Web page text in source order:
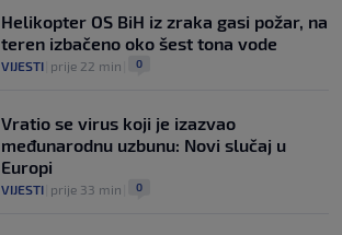
Helikopter OS BiH iz zraka gasi požar, na
teren izbačeno oko šest tona vode
VIJESTI prije 22 min 0
Vratio se virus koji je izazvao
međunarodnu uzbunu: Novi slučaj u
Europi
VIJESTI prije 33 min 0